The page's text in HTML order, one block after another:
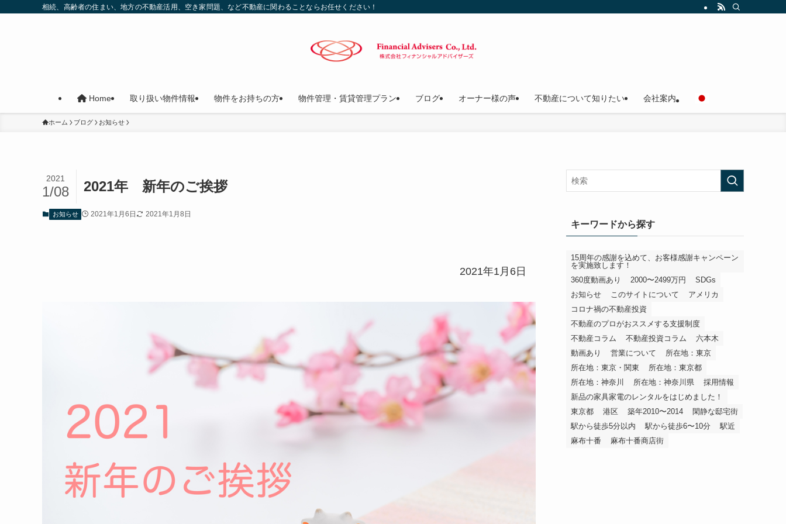
相続、高齢者の住まい、地方の不動産活用、空き家問題、など不動産に関わることならお任せください！
Home 取り扱い物件情報 物件をお持ちの方 物件管理・賃貸管理プラン ブログ オーナー様の声 不動産について知りたい 会社案内
ホーム ブログ お知らせ
2021年 新年のご挨拶
2021
1/08
お知らせ 2021年1月6日 2021年1月8日
2021年1月6日
キーワードから探す
15周年の感謝を込めて、お客様感謝キャンペーン
を実施致します！
360度動画あり
2000〜2499万円
SDGs
お知らせ
このサイトについて
アメリカ
コロナ禍の不動産投資
不動産のプロがおススメする支援制度
不動産コラム
不動産投資コラム
六本木
動画あり
営業について
所在地：東京
所在地：東京・関東
所在地：東京都
所在地：神奈川
所在地：神奈川県
採用情報
新品の家具家電のレンタルをはじめました！
東京都
港区 築年2010〜2014
閑静な邸宅街
駅から徒歩5分以内
駅から徒歩6〜10分
駅近
麻布十番
麻布十番商店街